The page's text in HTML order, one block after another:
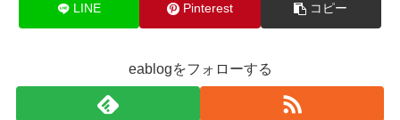
LINE Pinterest コピー
eablogをフォローする